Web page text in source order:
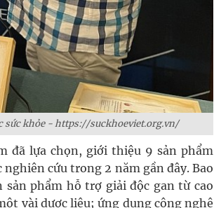
sức khỏe - https://suckhoeviet.org.vn/
đã lựa chọn, giới thiệu 9 sản phẩm
cứu trong 2 năm gần đây. Bao
phẩm hỗ trợ giải độc gan từ cao
vài dược liệu; ứng dụng công nghệ